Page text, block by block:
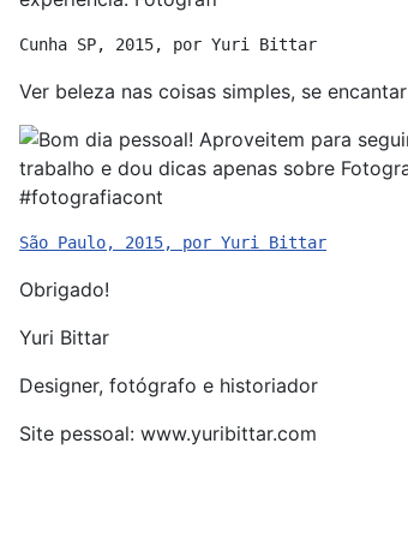
Cunha SP, 2015, por Yuri Bittar
Ver beleza nas coisas simples, se
São Paulo, 2015, por Yuri Bittar
Obrigado!
Yuri Bittar
Designer, fotógrafo e historiador
Site pessoal: www.yuribittar.com